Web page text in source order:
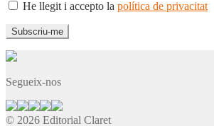
He llegit i accepto la política de privacitat
Segueix-nos
© 2026 Editorial Claret